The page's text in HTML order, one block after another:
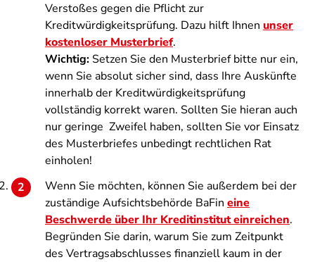
Verstoßes gegen die Pflicht zur
Kreditwürdigkeitsprüfung. Dazu hilft Ihnen unser
kostenloser Musterbrief.
Wichtig: Setzen Sie den Musterbrief bitte nur ein,
wenn Sie absolut sicher sind, dass Ihre Auskünfte
innerhalb der Kreditwürdigkeitsprüfung
vollständig korrekt waren. Sollten Sie hieran auch
nur geringe Zweifel haben, sollten Sie vor Einsatz
des Musterbriefes unbedingt rechtlichen Rat
einholen!
Wenn Sie möchten, können Sie außerdem bei der
zuständige Aufsichtsbehörde BaFin eine
Beschwerde über Ihr Kreditinstitut einreichen.
Begründen Sie darin, warum Sie zum Zeitpunkt
des Vertragsabschlusses finanziell kaum in der